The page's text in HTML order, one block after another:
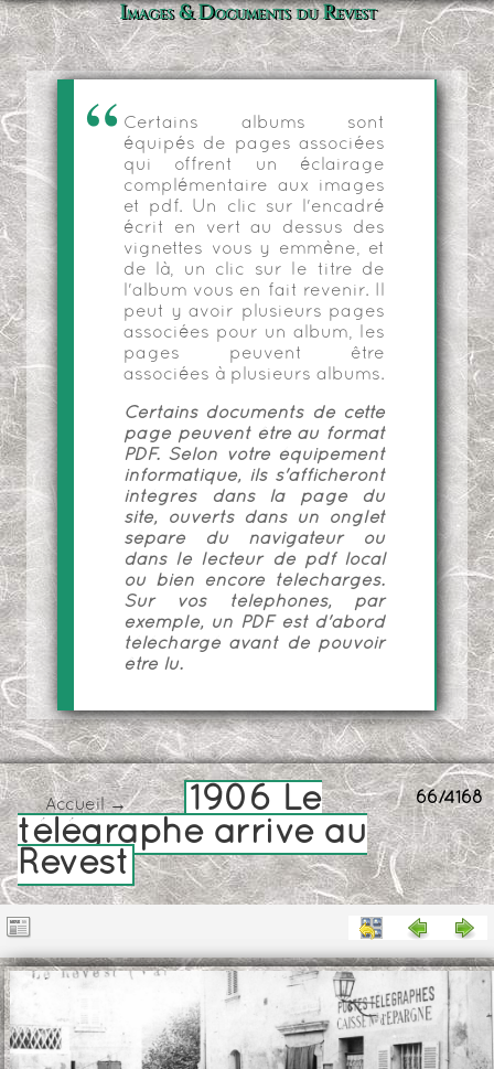
Images & Documents du Revest
Certains albums sont
équipés de pages associées
qui offrent un éclairage
complémentaire aux images
et pdf. Un clic sur l'encadré
écrit en vert au dessus des
vignettes vous y emmène, et
de là, un clic sur le titre de
l'album vous en fait revenir. Il
peut y avoir plusieurs pages
associées pour un album, les
pages peuvent être
associées à plusieurs albums.
Certains documents de cette
page peuvent être au format
PDF. Selon votre équipement
informatique, ils s'afficheront
intégrés dans la page du
site, ouverts dans un onglet
séparé du navigateur ou
dans le lecteur de pdf local
ou bien encore téléchargés.
Sur vos téléphones, par
exemple, un PDF est d'abord
téléchargé avant de pouvoir
être lu.
66/4168
Accueil→
1906 Le
télégraphe arrive au
Revest